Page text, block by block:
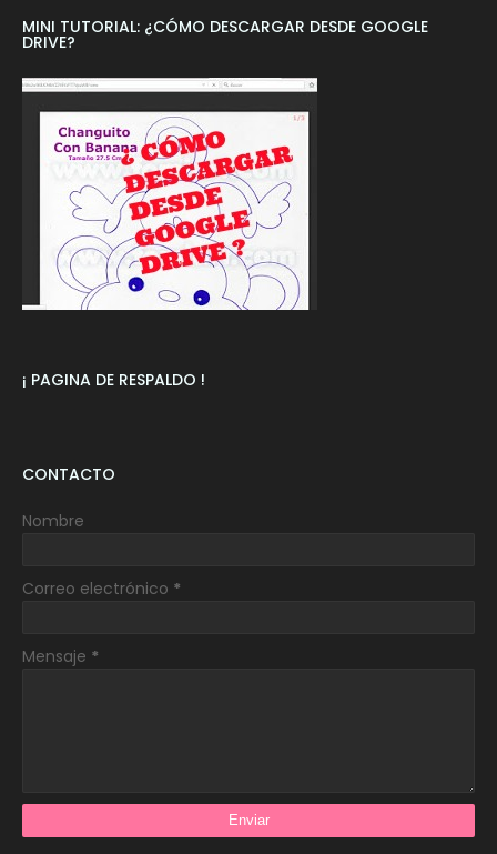
MINI TUTORIAL: ¿CÓMO DESCARGAR DESDE GOOGLE
DRIVE?
¡ PAGINA DE RESPALDO !
CONTACTO
Nombre
Correo electrónico *
Mensaje *